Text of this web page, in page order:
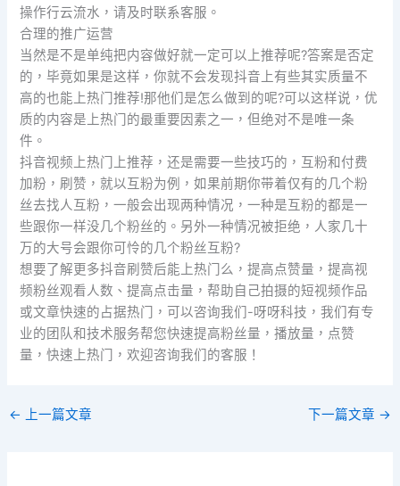
操作行云流水，请及时联系客服。
合理的推广运营
当然是不是单纯把内容做好就一定可以上推荐呢?答案是否定
的，毕竟如果是这样，你就不会发现抖音上有些其实质量不
高的也能上热门推荐!那他们是怎么做到的呢?可以这样说，优
质的内容是上热门的最重要因素之一，但绝对不是唯一条
件。
抖音视频上热门上推荐，还是需要一些技巧的，互粉和付费
加粉，刷赞，就以互粉为例，如果前期你带着仅有的几个粉
丝去找人互粉，一般会出现两种情况，一种是互粉的都是一
些跟你一样没几个粉丝的。另外一种情况被拒绝，人家几十
万的大号会跟你可怜的几个粉丝互粉?
想要了解更多抖音刷赞后能上热门么，提高点赞量，提高视
频粉丝观看人数、提高点击量，帮助自己拍摄的短视频作品
或文章快速的占据热门，可以咨询我们-呀呀科技，我们有专
业的团队和技术服务帮您快速提高粉丝量，播放量，点赞
量，快速上热门，欢迎咨询我们的客服！
← 上一篇文章 下一篇文章 →